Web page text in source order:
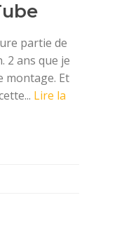
partie de
2 ans que je
montage. Et
Lire la